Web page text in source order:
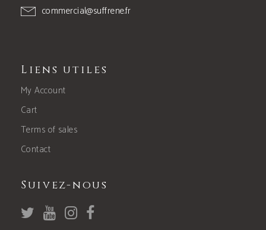
commercial@suffrene.fr
Liens utiles
My Account
Cart
Terms of sales
Contact
Suivez-nous